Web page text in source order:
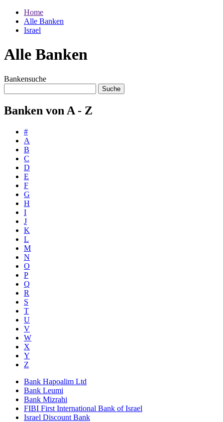
Home
Alle Banken
Israel
Alle Banken
Bankensuche
Banken von A - Z
#
A
B
C
D
E
F
G
H
I
J
K
L
M
N
O
P
Q
R
S
T
U
V
W
X
Y
Z
Bank Hapoalim Ltd
Bank Leumi
Bank Mizrahi
FIBI First International Bank of Israel
Israel Discount Bank